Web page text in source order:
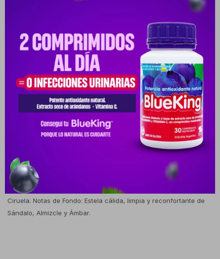
Statement, esta fragancia destaca en el mercado por ofrecer una
alta intensidad y durabilidad en la piel, rompiendo los esquemas
tradicionales con su propuesta de frescura limpia, exótica y
vanguardista. Es el perfume masculino ideal para el hombre
activo, dinámico y auténtico que busca proyectar una sensación
de libertad, confianza y elegancia cotidiana. Gracias a su
evolución vibrante, sirve como una fragancia sumamente versátil
y refrescante, perfecta para usar después de entrenar, en rutinas
diarias de oficina o durante salidas casuales en cualquier
estación del año. Composición y Notas OlfativasPertenece a la
familia olfativa Cítrica Amaderada / Floral Frutal y despliega la
siguiente pirámide: Notas de Salida: Apertura enérgica y
estimulante de Bergamota, Toronja (pomelo) y Mandarina. Notas
de Corazón: Un centro exótico, cremoso y frutal de Coco, Higo y
Ciruela. Notas de Fondo: Estela cálida, limpia y reconfortante de
Sándalo, Almizcle y Ámbar.